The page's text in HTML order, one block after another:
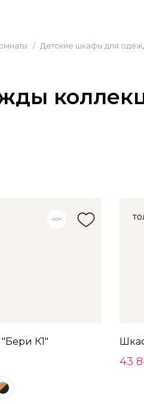
/ Детские шкафы для
К1"
43